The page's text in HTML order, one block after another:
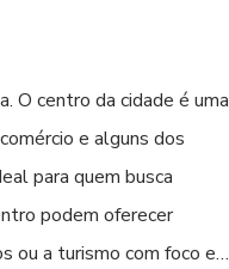
O centro da cidade é uma
e alguns dos
para quem busca
podem oferecer
ou a turismo com foco em